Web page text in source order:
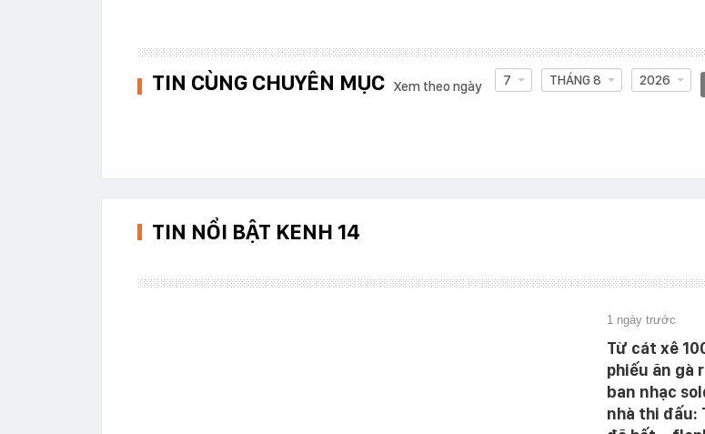
TIN CÙNG CHUYÊN MỤC Xem theo ngày 7 THÁNG 8 2026
TIN NỔI BẬT KENH 14
1 ngày trước
Từ cát xê
phiếu ăn gà
ban nhạc
nhà thi đấu: